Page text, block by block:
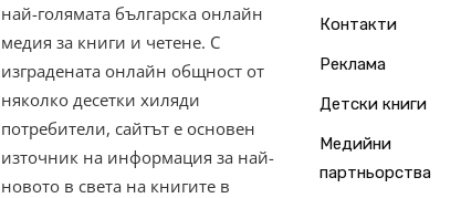
най-голямата българска онлайн
медия за книги и четене. С
изградената онлайн общност от
няколко десетки хиляди
потребители, сайтът е основен
източник на информация за най-
новото в света на книгите в
Контакти
Реклама
Детски книги
Медийни
партньорства